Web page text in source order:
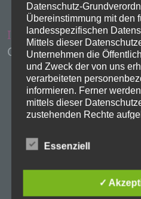
Impressum
Copyright Evangelische
Datenschutz-
Übereinstimmung mit den
landesspezifischen
Mittels dieser
Unternehmen die
und Zweck der von uns
verarbeiteten
informieren. Ferner
mittels dieser
zustehenden Rechte
Wir haben als für die
zahlreiche technische und
lückenlosen Schutz der
verarbeiteten
sicherzustellen. Dennoch
Essenziell
✓